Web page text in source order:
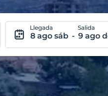
Llegada
8 ago sáb -
Salida
9 ago